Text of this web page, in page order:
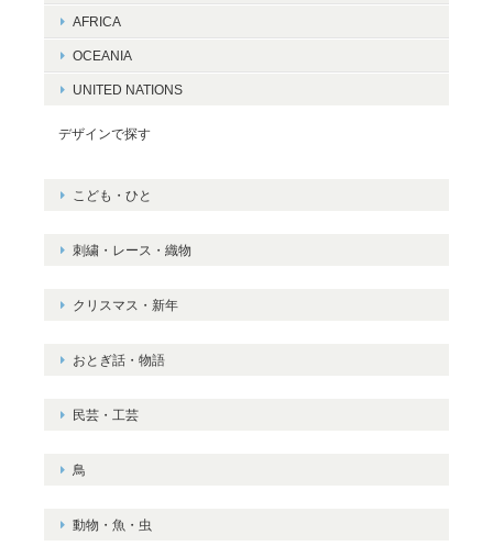
AFRICA
OCEANIA
UNITED NATIONS
デザインで探す
こども・ひと
刺繍・レース・織物
クリスマス・新年
おとぎ話・物語
民芸・工芸
鳥
動物・魚・虫